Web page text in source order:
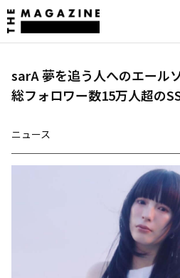
sarA 夢を追う人へのエー
総フォロワー数15万人超の
ニュース